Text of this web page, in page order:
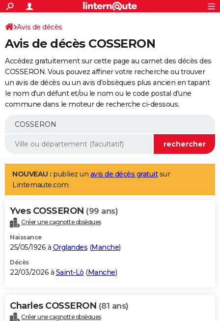
ACTUALITÉS
Politique
Société
Faits Divers
Education
Monde
Villes
+
SPORT
Coupe du monde 2026
Football
Tennis
Cyclisme
Rugby
Forum
Programme TV
TNT
Streaming
Cinéma
Sorties cinéma
Musique
+
FINANCE
Impôts
Immobilier
Risques naturels par ville
Banque
Assurance
Crédit
AUTO
Essais
Réserver un essai
Citadines
Berlines
SUV
Forum auto
+
Mobiles
Meilleur smartphone
Internet
Ordinateurs
Jeux vidéo
Guide high-tech
Aménagement intérieur
LIFESTYLE
Art de vivre
Bien-être
Loisirs
Mode
Modes de vie
Alimentation
Guide de la santé
Maladies
Médicaments
Sommeil
VOYAGE
Destinations
City break
Voyage nature
Voyage de noces
Forum
Climat
+PHOTO
GUIDES D'ACHAT
BONS PLANS
Carte de Noël
Carte Bonne année
Carte Saint-Valentin
Carte Pâques
Carte d'anniversaire
DICTIONNAIRE
Avis de décès
Avis de décès COSSERON
Accédez gratuitement sur cette page au carnet des décès des
COSSERON. Vous pouvez affiner votre recherche ou trouver
un avis de décès ou un avis d'obsèques plus ancien en tapant
le nom d'un défunt et/ou le nom ou le code postal d'une
commune dans le moteur de recherche ci-dessous.
NOUVEAU : publiez un avis de décès gratuitsur
Linternaute.com
Yves COSSERON (99 ans)
Créer une cagnotte obsèques
Naissance
25/05/1926 à Orglandes (Manche)
Décès
22/03/2026 à Saint-Lô (Manche)
Charles COSSERON (81 ans)
Créer une cagnotte obsèques